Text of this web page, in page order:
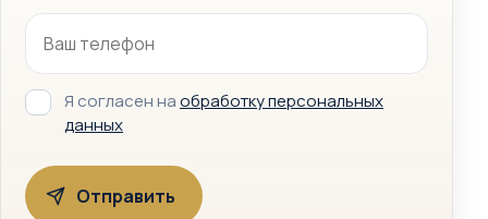
Я согласен наобработку персональных
данных